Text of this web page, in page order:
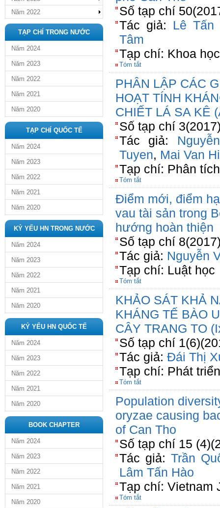
Năm 2022
TẠP CHÍ TRONG NƯỚC
Năm 2024
Năm 2023
Năm 2022
Năm 2021
Năm 2020
TẠP CHÍ QUỐC TẾ
Năm 2024
Năm 2023
Năm 2022
Năm 2021
Năm 2020
KỶ YẾU HN TRONG NƯỚC
Năm 2024
Năm 2023
Năm 2022
Năm 2021
Năm 2020
KỶ YẾU HN QUỐC TẾ
Năm 2024
Năm 2023
Năm 2022
Năm 2021
Năm 2020
BOOK CHAPTER
Năm 2024
Năm 2023
Năm 2022
Năm 2021
Năm 2020
Số tạp chí
Tác giả: Lê Tấn
Tâm
Tạp chí: Khoa
Tóm tắt
PHÂN LẬP CÁC
HOẠT TÍNH
CHIẾT LÁ SA KÊ
Số tạp chí
Tác giả:
Tuyen, Mai Van
Tạp chí: Phân
Tóm tắt
Điểm mới, điểm
vau tài sản trong
hướng hoàn thiện
Số tạp chí
Tác giả: Nguyễn
Tạp chí: Luật học
Tóm tắt
KHẢO SÁT KHẢ
KHÁNG TẾ BÀO
CÂY TRANG TO
Số tạp chí
Tác giả: Đái Thị
Tạp chí: Phát
Tóm tắt
Population
oryzae causing
of Can Tho
Số tạp chí 15
Tác giả:Trần
Lâm Tấn Hào
Tạp chí: Vietnam
Tóm tắt